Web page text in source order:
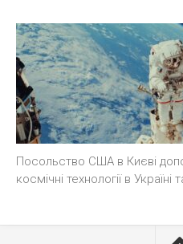
Посольство США в Києві
космічні технології в Україні